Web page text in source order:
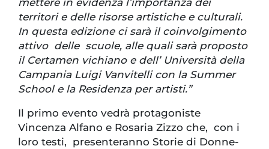
mettere in evidenza l’importanza dei
territori e delle risorse artistiche e culturali.
In questa edizione ci sarà il coinvolgimento
attivo delle scuole, alle quali sarà proposto
il Certamen vichiano e dell’ Università della
Campania Luigi Vanvitelli con la Summer
School e la Residenza per artisti.”
Il primo evento vedrà protagoniste
Vincenza Alfano e Rosaria Zizzo che, con i
loro testi, presenteranno Storie di Donne-